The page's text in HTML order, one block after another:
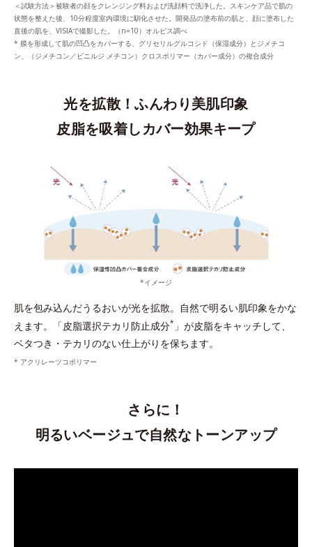
＜試験方法＞被験者の顔をクレンジング料および洗顔料で洗浄した。スキンケア品で肌の
状態を整えた後、10分程度室内環境に馴化させた。開発品の塗布前の肌と、顔に塗布した
直後の肌を、VISIAで撮影した。（n=10）オルビス調べ
* 膜を形成して肌の凹凸をカバーする、グリセリルグルコシド（保湿成分）とジメチコ
ン、（ジメチコン／ビニルジ メチコン）クロスポリマー（カバー成分）の複合成分
光を拡散！ふんわり美肌印象
皮脂を吸着しカバー効果キープ
*イメージ
肌を包み込んだうるおいが光を拡散。自然で明るい肌印象をかな
えます。「皮脂選択テカリ防止成分* 」が皮脂をキャッチして、
ベタつき・テカリのない仕上がりを保ちます。
* アクリレーツコポリマー
さらに！
明るいベージュで自然なトーンアップ